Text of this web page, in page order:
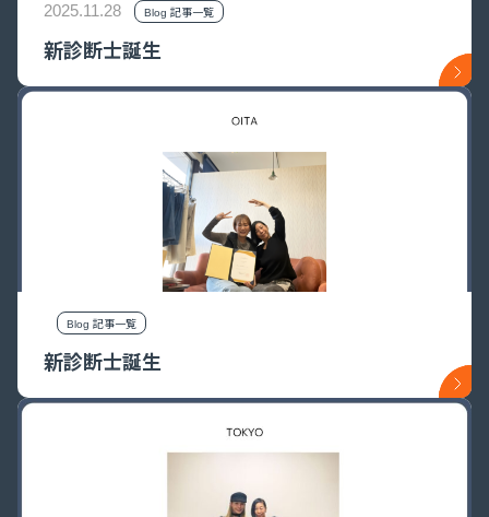
2025.11.28 Blog 記事一覧
新診断士誕生
Blog 記事一覧
新診断士誕生